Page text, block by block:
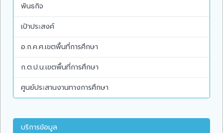
พันธกิจ
เป้าประสงค์
อ.ก.ค.ศ.เขตพื้นที่การศึกษา
ก.ต.ป.น.เขตพื้นที่การศึกษา
ศูนย์ประสานงานทางการศึกษา
บริการข้อมูล